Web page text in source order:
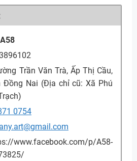
Trần Văn Trà, Ấp Thị Cầu,
Đồng Nai (Địa chỉ cũ: Xã Phú
0754
www.facebook.com/p/A58-